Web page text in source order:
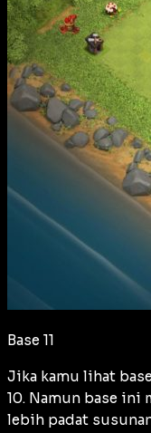
Base 11
Jika kamu lihat
10. Namun base
lebih padat